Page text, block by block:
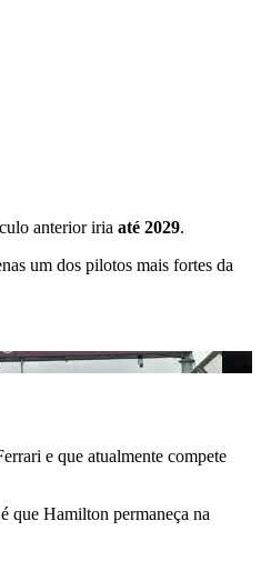
anterior iria até 2029.
um dos pilotos mais fortes da
e que atualmente compete
que Hamilton permaneça na